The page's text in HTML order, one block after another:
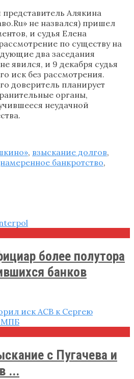
представитель Алякина
не назвался) пришел
и судья Елена
по существу на
два заседания
явился, и 9 декабря судья
иск без рассмотрения.
доверитель планирует
органы,
неудачной
, взыскание долгов,
банкротство,
более полутора
банков
с Пугачева и
...